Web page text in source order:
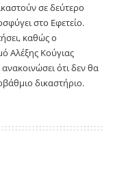
σε δεύτερο
στο Εφετείο.
καθώς ο
Αλέξης Κούγιας
ότι δεν θα
δικαστήριο.